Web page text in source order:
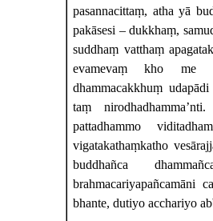
pasannacittaṃ, atha yā
pakāsesi – dukkhaṃ,
suddhaṃ vatthaṃ
evamevaṃ kho me
dhammacakkhuṃ
taṃ
pattadhammo
vigatakathaṃkatho
buddhañca
brahmacariyapañcamāni
bhante, dutiyo acchariyo